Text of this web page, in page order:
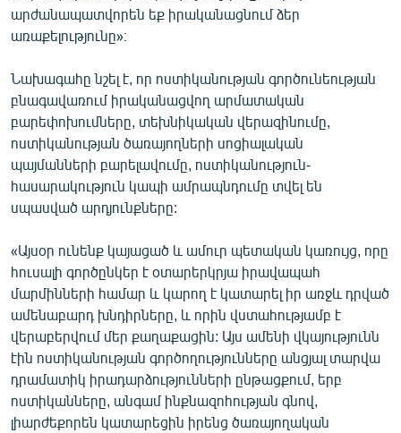
Русский
ՀԵՏԵՎԵՔ ՄԵԶ
«Ազատության» բոլոր կայքերը
արժանապատվորեն եք իրականացնում ձեր
առաքելությունը»։
Նախագահը նշել է, որ ոստիկանության գործունեության
բնագավառում իրականացվող արմատական
բարեփոխումները, տեխնիկական վերազինումը,
ոստիկանության ծառայողների սոցիալական
պայմանների բարելավումը, ոստիկանություն-
հասարակություն կապի ամրապնդումը տվել են
սպասված արդյունքները:
«Այսօր ունենք կայացած և ամուր պետական կառույց, որը
հուսալի գործընկեր է օտարերկրյա իրավապահ
մարմինների համար և կարող է կատարել իր առջև դրված
ամենաբարդ խնդիրները, և որին վստահությամբ է
վերաբերվում մեր քաղաքացին: Այս ամենի վկայությունն
էին ոստիկանության գործողությունները անցյալ տարվա
դրամատիկ իրադարձությունների ընթացքում, երբ
ոստիկանները, անգամ ինքնազոհության գնով,
լիարժեքորեն կատարեցին իրենց ծառայողական